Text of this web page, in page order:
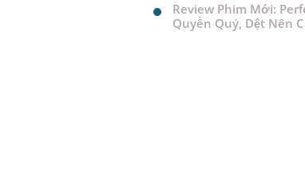
Review Phim Mới:
Quyền Quý, Dệt Nên